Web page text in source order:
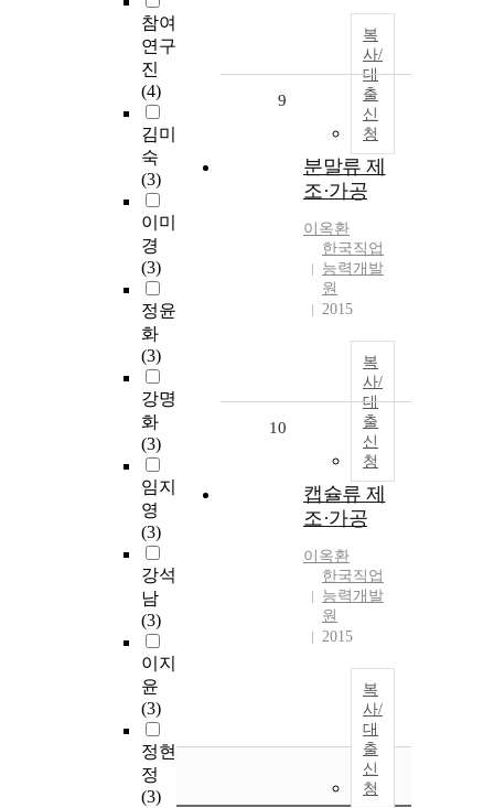
참여
연구
진
(4)
김미
숙
(3)
이미
경
(3)
정윤
화
(3)
강명
화
(3)
임지
영
(3)
강석
남
(3)
이지
윤
(3)
정현
정
(3)
복
사/
대
출
신
청
9
분말류 제
조·가공
이옥환
한국직업
능력개발
원
2015
복
사/
대
출
신
청
10
캡슐류 제
조·가공
이옥환
한국직업
능력개발
원
2015
복
사/
대
출
신
청